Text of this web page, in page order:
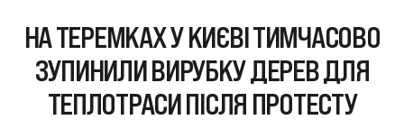
НА ТЕРЕМКАХ У КИЄВІ ТИМЧАСОВО
ЗУПИНИЛИ ВИРУБКУ ДЕРЕВ ДЛЯ
ТЕПЛОТРАСИ ПІСЛЯ ПРОТЕСТУ